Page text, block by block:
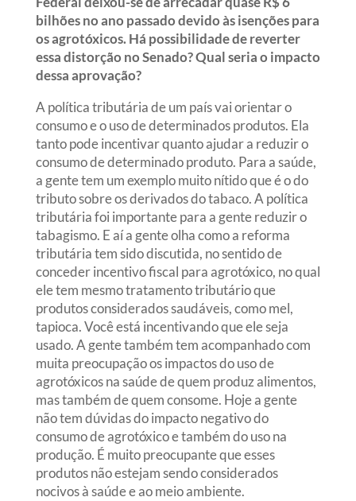
bilhões no ano passado devido às isenções para
os agrotóxicos. Há possibilidade de reverter
essa distorção no Senado? Qual seria o impacto
dessa aprovação?
A política tributária de um país vai orientar o
consumo e o uso de determinados produtos. Ela
tanto pode incentivar quanto ajudar a reduzir o
consumo de determinado produto. Para a saúde,
a gente tem um exemplo muito nítido que é o do
tributo sobre os derivados do tabaco. A política
tributária foi importante para a gente reduzir o
tabagismo. E aí a gente olha como a reforma
tributária tem sido discutida, no sentido de
conceder incentivo fiscal para agrotóxico, no qual
ele tem mesmo tratamento tributário que
produtos considerados saudáveis, como mel,
tapioca. Você está incentivando que ele seja
usado. A gente também tem acompanhado com
muita preocupação os impactos do uso de
agrotóxicos na saúde de quem produz alimentos,
mas também de quem consome. Hoje a gente
não tem dúvidas do impacto negativo do
consumo de agrotóxico e também do uso na
produção. É muito preocupante que esses
produtos não estejam sendo considerados
nocivos à saúde e ao meio ambiente.